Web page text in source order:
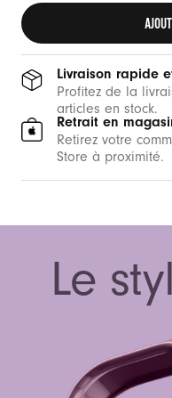
Livraison rapide
Profitez de la
articles en stock.
Retrait en
Retirez votre
Store à proximité.
Le